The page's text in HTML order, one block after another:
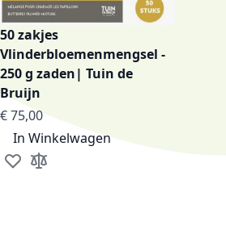
50 zakjes
Vlinderbloemenmengsel -
250 g zaden| Tuin de
Bruijn
€ 75,00
In Winkelwagen
Voeg toe aan verlanglijst
Toevoegen om te vergelijken